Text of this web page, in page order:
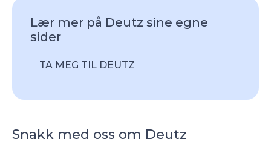
Lær mer på Deutz sine egne
sider
TA MEG TIL DEUTZ
Snakk med oss om Deutz